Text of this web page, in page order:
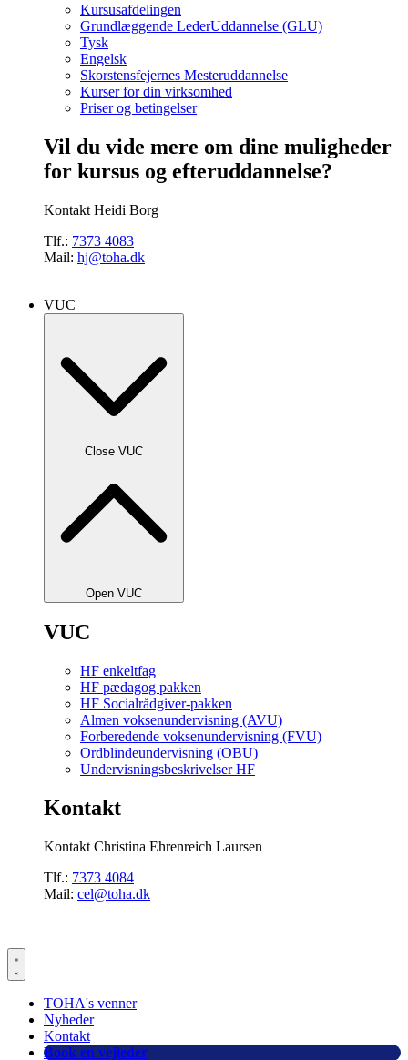
Kursusafdelingen
Grundlæggende LederUddannelse (GLU)
Tysk
Engelsk
Skorstensfejernes Mesteruddannelse
Kurser for din virksomhed
Priser og betingelser
Vil du vide mere om dine muligheder
for kursus og efteruddannelse?
Kontakt Heidi Borg
Tlf.: 7373 4083
Mail: hj@toha.dk
VUC
Close VUC
Open VUC
VUC
HF enkeltfag
HF pædagog pakken
HF Socialrådgiver-pakken
Almen voksenundervisning (AVU)
Forberedende voksenundervisning (FVU)
Ordblindeundervisning (OBU)
Undervisningsbeskrivelser HF
Kontakt
Kontakt Christina Ehrenreich Laursen
Tlf.: 7373 4084
Mail: cel@toha.dk
TOHA's venner
Nyheder
Kontakt
Book en vejleder